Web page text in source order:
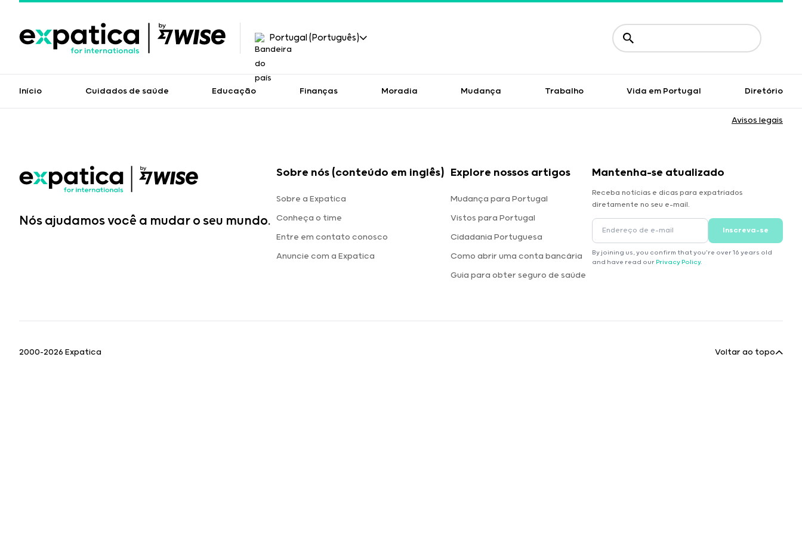
Portugal (Português)
Início Cuidados de saúde Educação Finanças Moradia Mudança Trabalho Vida em Portugal Diretório
Avisos legais
Nós ajudamos você a mudar o seu mundo.
Sobre nós (conteúdo em inglês)
Sobre a Expatica
Conheça o time
Entre em contato conosco
Anuncie com a Expatica
Explore nossos artigos
Mudança para Portugal
Vistos para Portugal
Cidadania Portuguesa
Como abrir uma conta bancária
Guia para obter seguro de saúde
Mantenha-se atualizado
Receba notícias e dicas para expatriados
diretamente no seu e-mail.
Inscreva-se
By joining us, you confirm that you're over 16 years old
and have read our Privacy Policy.
2000-2026 Expatica Voltar ao topo